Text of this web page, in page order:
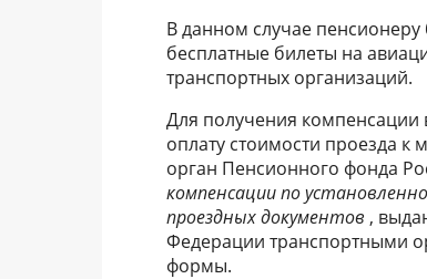
В данном случае
бесплатные билеты на
транспортных организаций.
Для получения компенсации
оплату стоимости проезда к
орган Пенсионного фонда
компенсации по
проездных документов ,
Федерации транспортными
формы.